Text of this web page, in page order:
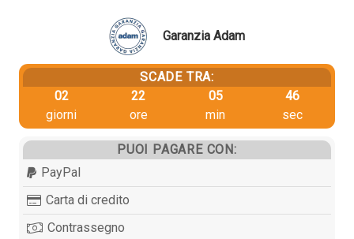
Garanzia Adam
SCADE TRA:
02
giorni
22
ore
05
min
46
sec
PUOI PAGARE CON:
PayPal
Carta di credito
Contrassegno